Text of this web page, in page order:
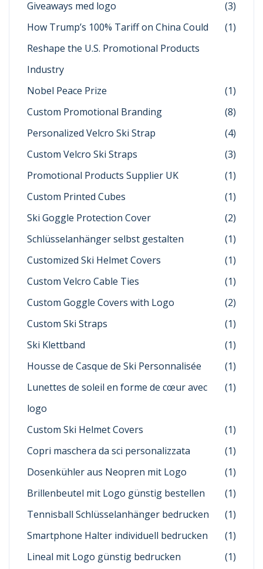
Giveaways med logo
(3)
How Trump’s 100% Tariff on China Could
Reshape the U.S. Promotional Products
Industry
(1)
Nobel Peace Prize
(1)
Custom Promotional Branding
(8)
Personalized Velcro Ski Strap
(4)
Custom Velcro Ski Straps
(3)
Promotional Products Supplier UK
(1)
Custom Printed Cubes
(1)
Ski Goggle Protection Cover
(2)
Schlüsselanhänger selbst gestalten
(1)
Customized Ski Helmet Covers
(1)
Custom Velcro Cable Ties
(1)
Custom Goggle Covers with Logo
(2)
Custom Ski Straps
(1)
Ski Klettband
(1)
Housse de Casque de Ski Personnalisée
(1)
Lunettes de soleil en forme de cœur avec
logo
(1)
Custom Ski Helmet Covers
(1)
Copri maschera da sci personalizzata
(1)
Dosenkühler aus Neopren mit Logo
(1)
Brillenbeutel mit Logo günstig bestellen
(1)
Tennisball Schlüsselanhänger bedrucken
(1)
Smartphone Halter individuell bedrucken
(1)
Lineal mit Logo günstig bedrucken
(1)